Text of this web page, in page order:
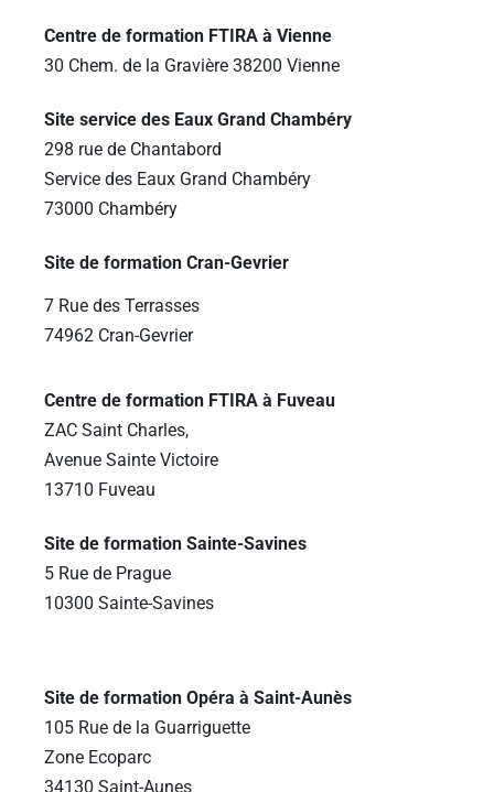
Centre de formation FTIRA à Vienne
30 Chem. de la Gravière 38200 Vienne
Site service des Eaux Grand Chambéry
298 rue de Chantabord
Service des Eaux Grand Chambéry
73000 Chambéry
Site de formation Cran-Gevrier
7 Rue des Terrasses
74962 Cran-Gevrier
Centre de formation FTIRA à Fuveau
ZAC Saint Charles,
Avenue Sainte Victoire
13710 Fuveau
Site de formation Sainte-Savines
5 Rue de Prague
10300 Sainte-Savines
Site de formation Opéra à Saint-Aunès
105 Rue de la Guarriguette
Zone Ecoparc
34130 Saint-Aunes